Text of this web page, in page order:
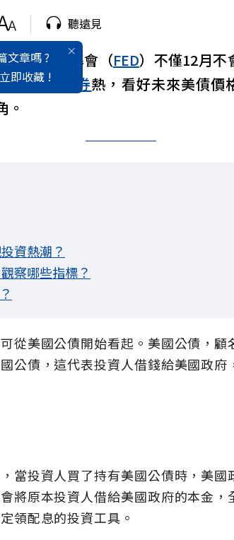
文章嗎 ?
即收藏 !
聽遠見
場傳出聯準會（FED）不僅12月不
起一股
債券熱，看好未來美債價
。
資熱潮？
察哪些指標？
從美國公債開始看起。美國公債，
公債，這代表投資人借錢給美國政府
當投資人買了持有美國公債時，美
將原本投資人借給美國政府的本金，
領配息的投資工具。